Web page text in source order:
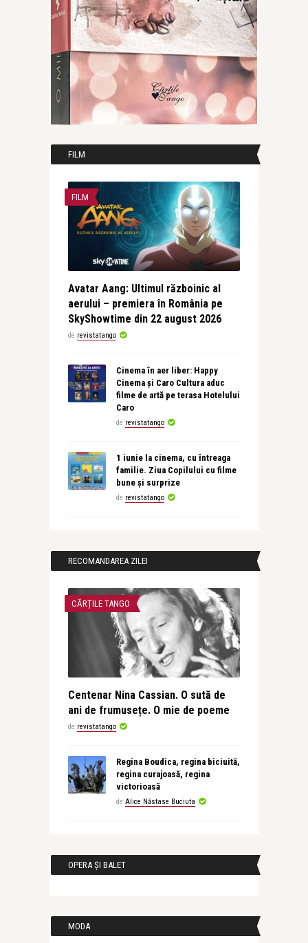
FILM
FILM
Avatar Aang: Ultimul războinic al
aerului – premiera în România pe
SkyShowtime din 22 august 2026
de revistatango
Cinema în aer liber: Happy
Cinema și Caro Cultura aduc
filme de artă pe terasa Hotelului
Caro
de revistatango
1 iunie la cinema, cu întreaga
familie. Ziua Copilului cu filme
bune și surprize
de revistatango
RECOMANDAREA ZILEI
CĂRȚILE TANGO
Centenar Nina Cassian. O sută de
ani de frumusețe. O mie de poeme
de revistatango
Regina Boudica, regina biciuită,
regina curajoasă, regina
victorioasă
de Alice Năstase Buciuta
OPERA ȘI BALET
MODA